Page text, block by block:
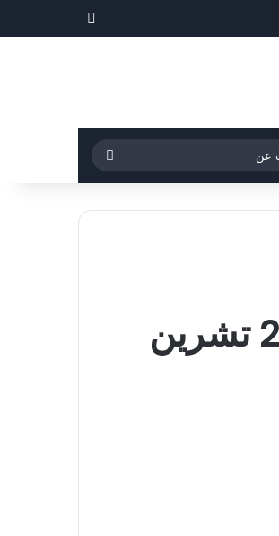
جانبي
عن
غري- ندين ميديا – سياسة – المفكرة ليوم الجمعة 25 تشرين